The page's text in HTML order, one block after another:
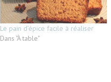
Le pain d’épice facile à réaliser
Dans "À table"